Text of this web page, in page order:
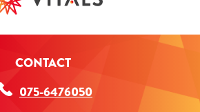
CONTACT
075-6476050